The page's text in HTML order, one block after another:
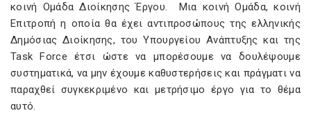
κοινή Ομάδα Διοίκησης Έργου. Μια κοινή Ομάδα, κοινή
Επιτροπή η οποία θα έχει αντιπροσώπους της ελληνικής
Δημόσιας Διοίκησης, του Υπουργείου Ανάπτυξης και της
Task Force έτσι ώστε να μπορέσουμε να δουλέψουμε
συστηματικά, να μην έχουμε καθυστερήσεις και πράγματι να
παραχθεί συγκεκριμένο και μετρήσιμο έργο για το θέμα
αυτό.